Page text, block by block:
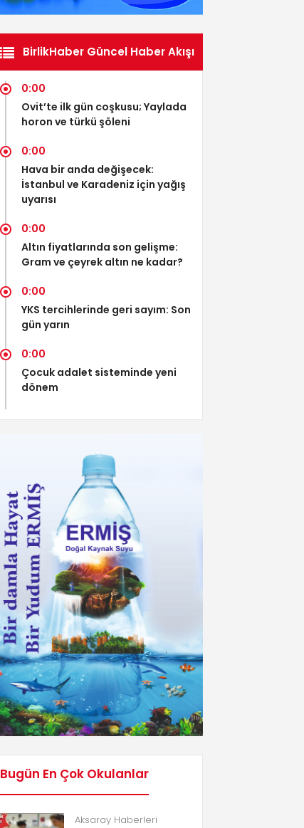
BirlikHaber Güncel Haber Akışı
0:00
Ovit’te ilk gün coşkusu; Yaylada
horon ve türkü şöleni
0:00
Hava bir anda değişecek:
İstanbul ve Karadeniz için yağış
uyarısı
0:00
Altın fiyatlarında son gelişme:
Gram ve çeyrek altın ne kadar?
0:00
YKS tercihlerinde geri sayım: Son
gün yarın
0:00
Çocuk adalet sisteminde yeni
dönem
Bugün En Çok Okulanlar
Aksaray Haberleri